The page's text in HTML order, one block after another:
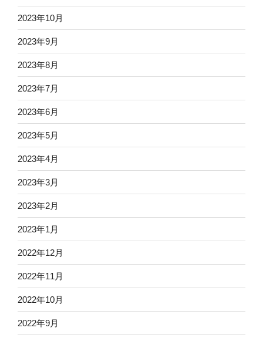
2023年10月
2023年9月
2023年8月
2023年7月
2023年6月
2023年5月
2023年4月
2023年3月
2023年2月
2023年1月
2022年12月
2022年11月
2022年10月
2022年9月